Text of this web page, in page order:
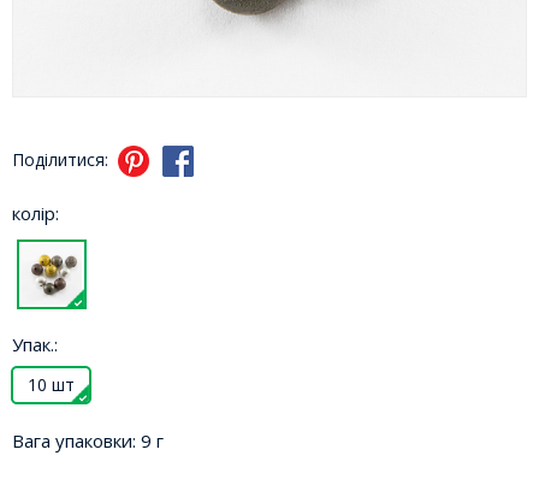
Поділитися:
колір:
Упак.:
10 шт
Вага упаковки: 9 г